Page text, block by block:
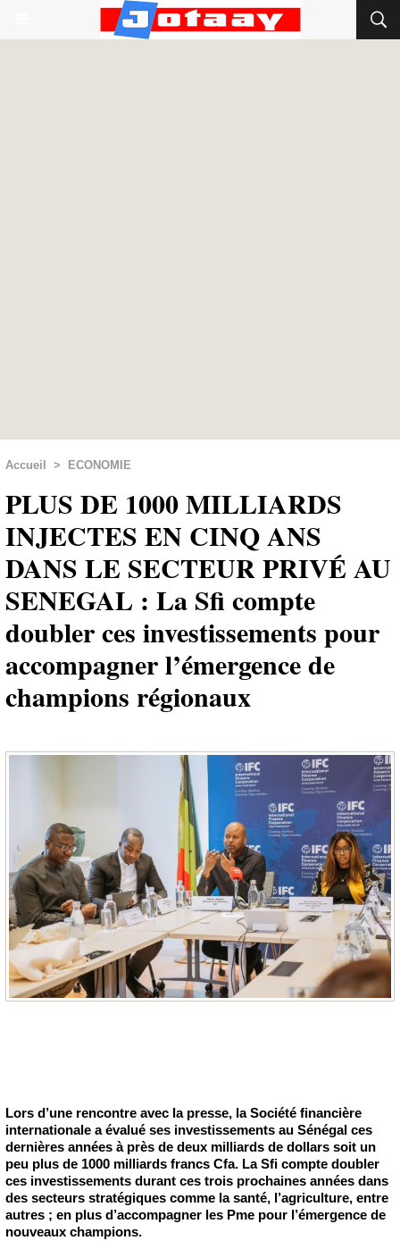
Accueil > ECONOMIE
PLUS DE 1000 MILLIARDS
INJECTES EN CINQ ANS
DANS LE SECTEUR PRIVÉ AU
SENEGAL : La Sfi compte
doubler ces investissements pour
accompagner l’émergence de
champions régionaux
Lors d’une rencontre avec la presse, la Société financière
internationale a évalué ses investissements au Sénégal ces
dernières années à près de deux milliards de dollars soit un
peu plus de 1000 milliards francs Cfa. La Sfi compte doubler
ces investissements durant ces trois prochaines années dans
des secteurs stratégiques comme la santé, l’agriculture, entre
autres ; en plus d’accompagner les Pme pour l’émergence de
nouveaux champions.